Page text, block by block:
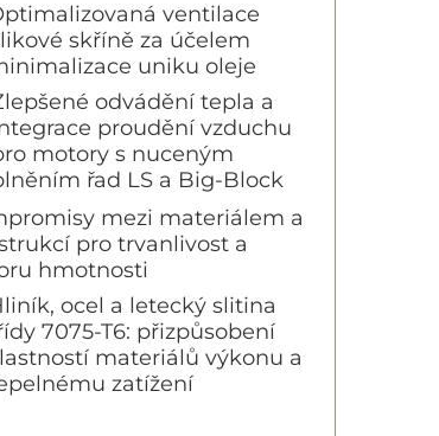
ventilace
skříně za účelem
uniku oleje
odvádění tepla a
proudění vzduchu
motory s nuceným
řad LS a Big-Block
mezi materiálem a
pro trvanlivost a
hmotnosti
ocel a letecký slitina
7075-T6: přizpůsobení
materiálů výkonu a
zatížení